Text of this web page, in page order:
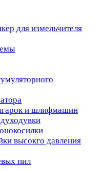
для измельчителя
и шлифмашин
высокго давления
пил